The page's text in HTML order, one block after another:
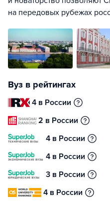
на передовых рубежах
Вуз в рейтингах
4 в России
2 в России
4 в России
4 в России
3 в России
4 в России